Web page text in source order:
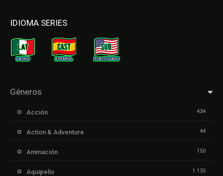
IDIOMA SERIES
Géneros
Acción 434
Action & Adventure 44
Animación 150
Aquipelis 1.135